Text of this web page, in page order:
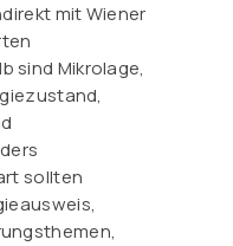
mit Wiener
sind Mikrolage,
sollten